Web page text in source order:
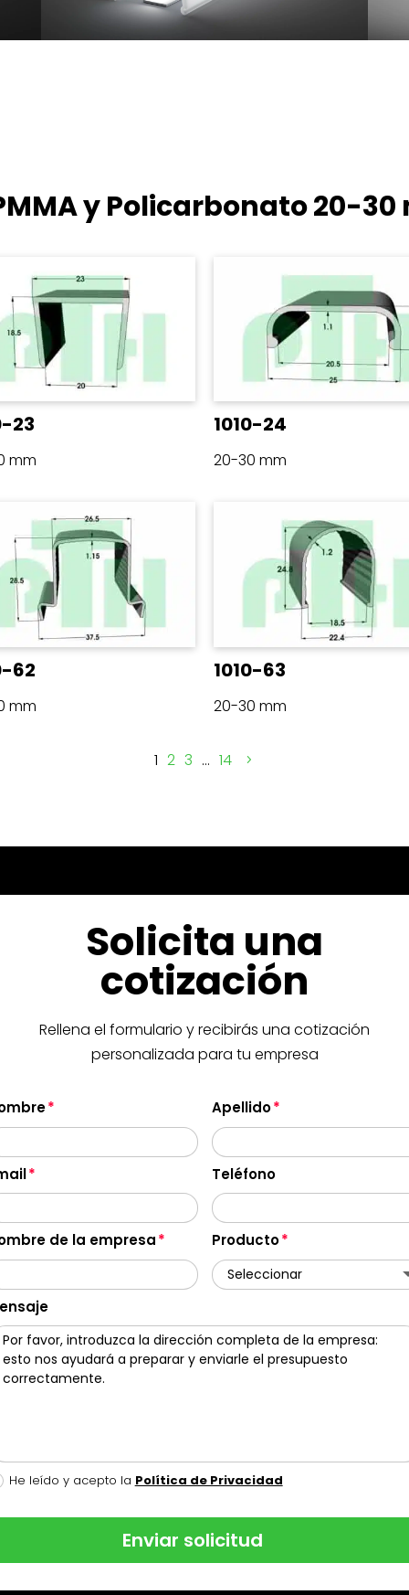
y Policarbonato20-30
23
mm
1010-24
20-30 mm
62
mm
1010-63
20-30 mm
1 2 3 … 14
Solicita una
cotización
Rellena el formulario y recibirás una cotización
personalizada para tu empresa
Apellido
Teléfono
de la empresa Producto
He leído y acepto la Política de Privacidad
Enviar solicitud